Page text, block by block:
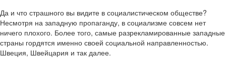
Да и что страшного вы видите в социалистическом обществе?
Несмотря на западную пропаганду, в социализме совсем нет
ничего плохого. Более того, самые разрекламированные западные
страны гордятся именно своей социальной направленностью.
Швеция, Швейцария и так далее.